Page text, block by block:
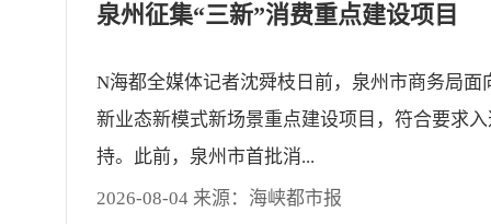
泉州征集“三新”消费重点建设项目
N海都全媒体记者沈舜枝日前，泉州市商务局面
新业态新模式新场景重点建设项目，符合要求
持。此前，泉州市首批消...
2026-08-04 来源：海峡都市报